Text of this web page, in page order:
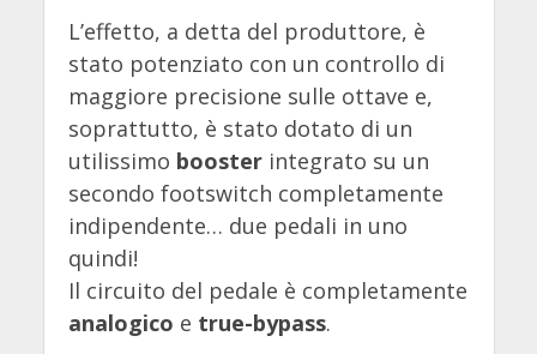
L’effetto, a detta del produttore, è
stato potenziato con un controllo di
maggiore precisione sulle ottave e,
soprattutto, è stato dotato di un
utilissimo booster integrato su un
secondo footswitch completamente
indipendente… due pedali in uno
quindi!
Il circuito del pedale è completamente
analogico e true-bypass.